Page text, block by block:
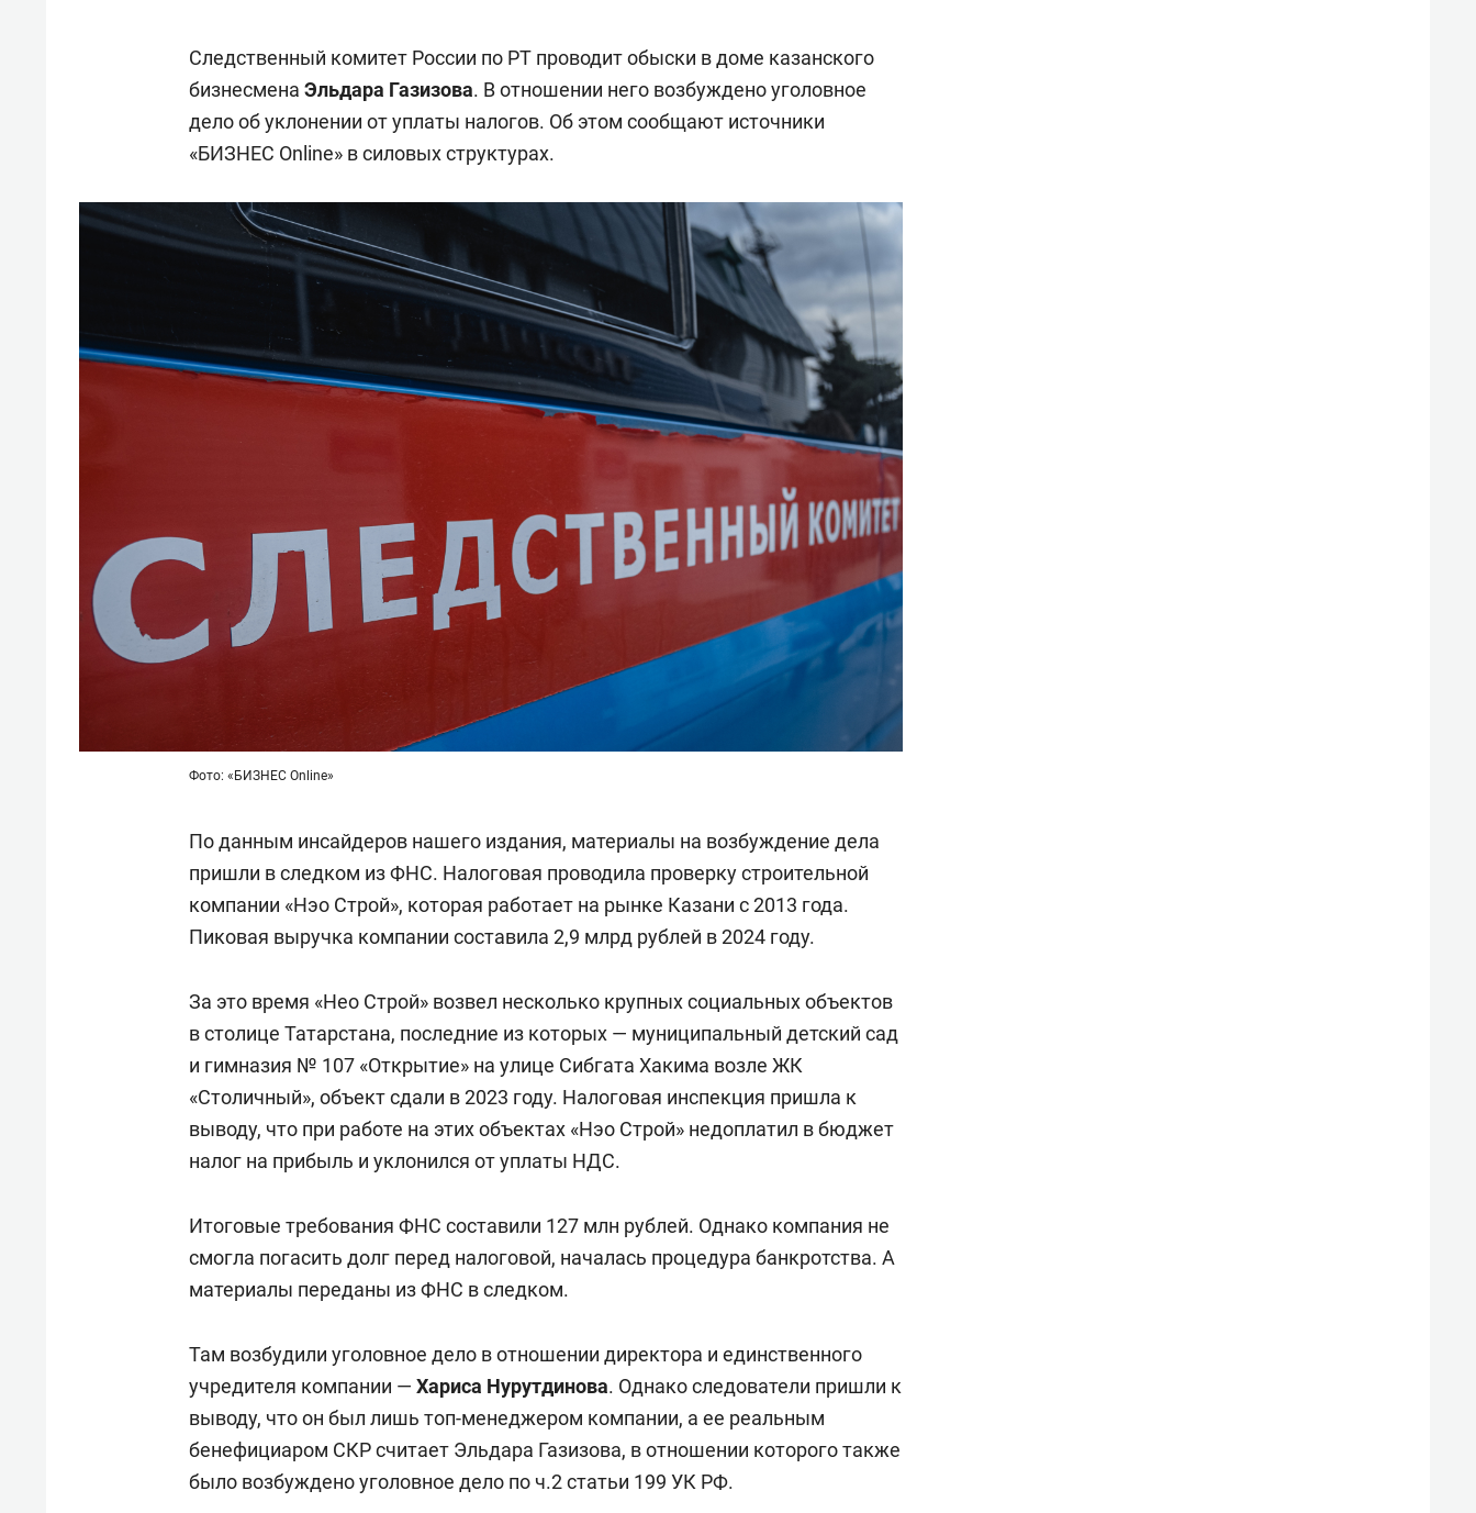
Следственный комитет России по РТ проводит обыски в доме казанского
бизнесмена Эльдара Газизова. В отношении него возбуждено уголовное
дело об уклонении от уплаты налогов. Об этом сообщают источники
«БИЗНЕС Online» в силовых структурах.
Фото: «БИЗНЕС Online»
По данным инсайдеров нашего издания, материалы на возбуждение дела
пришли в следком из ФНС. Налоговая проводила проверку строительной
компании «Нэо Строй», которая работает на рынке Казани с 2013 года.
Пиковая выручка компании составила 2,9 млрд рублей в 2024 году.
За это время «Нео Строй» возвел несколько крупных социальных объектов
в столице Татарстана, последние из которых — муниципальный детский сад
и гимназия № 107 «Открытие» на улице Сибгата Хакима возле ЖК
«Столичный», объект сдали в 2023 году. Налоговая инспекция пришла к
выводу, что при работе на этих объектах «Нэо Строй» недоплатил в бюджет
налог на прибыль и уклонился от уплаты НДС.
Итоговые требования ФНС составили 127 млн рублей. Однако компания не
смогла погасить долг перед налоговой, началась процедура банкротства. А
материалы переданы из ФНС в следком.
Там возбудили уголовное дело в отношении директора и единственного
учредителя компании — Хариса Нурутдинова. Однако следователи пришли к
выводу, что он был лишь топ-менеджером компании, а ее реальным
бенефициаром СКР считает Эльдара Газизова, в отношении которого также
было возбуждено уголовное дело по ч.2 статьи 199 УК РФ.